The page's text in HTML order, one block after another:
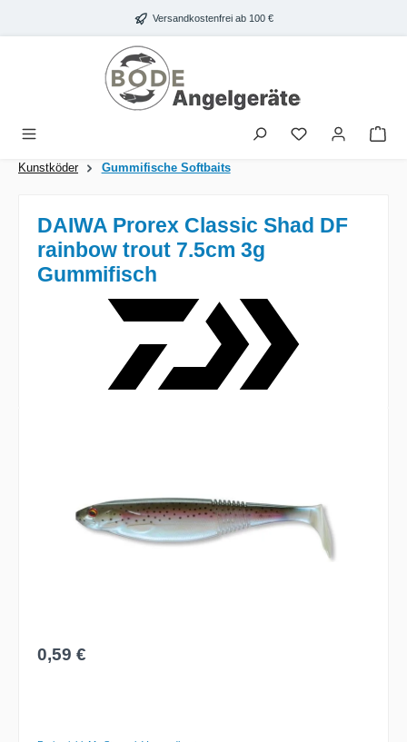
Zum Hauptinhalt springen Versandkostenfrei ab 100 €
Kunstköder Gummifische Softbaits
DAIWA Prorex Classic Shad DF
rainbow trout 7.5cm 3g
Gummifisch
Regulärer Preis:
0,59 €